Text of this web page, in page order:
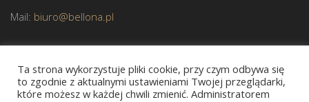
Mail: biuro@bellona.pl
Ta strona wykorzystuje pliki cookie, przy czym odbywa się
to zgodnie z aktualnymi ustawieniami Twojej przeglądarki,
które możesz w każdej chwili zmienić. Administratorem